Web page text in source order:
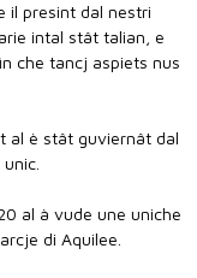
il presint dal nestri
intal stât talian, e
che tancj aspiets nus
al è stât guviernât dal
al à vude une uniche
di Aquilee.